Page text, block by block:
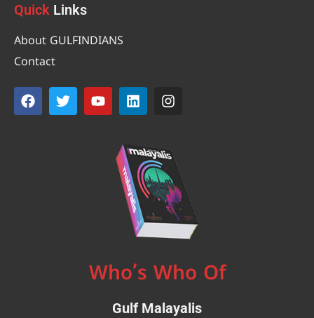
Quick Links
About GULFINDIANS
Contact
Who’s Who Of
Gulf Malayalis